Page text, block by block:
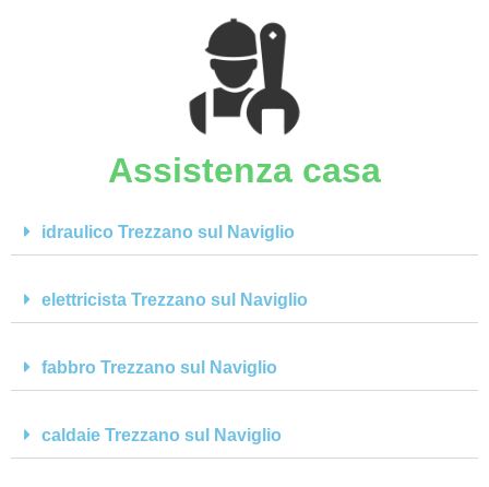
Assistenza casa
idraulico Trezzano sul Naviglio
elettricista Trezzano sul Naviglio
fabbro Trezzano sul Naviglio
caldaie Trezzano sul Naviglio